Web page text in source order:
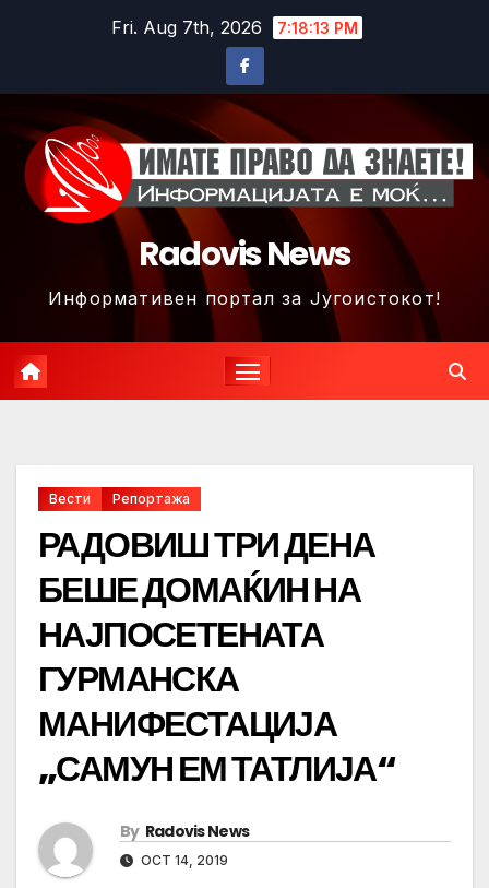
Fri. Aug 7th, 2026 7:18:16 PM
Radovis News
Информативен портал за Југоистокот!
Вести Репортажа
РАДОВИШ ТРИ ДЕНА
БЕШЕ ДОМАЌИН НА
НАЈПОСЕТЕНАТА
ГУРМАНСКА
МАНИФЕСТАЦИЈА
„САМУН ЕМ ТАТЛИЈА“
By Radovis News
OCT 14, 2019